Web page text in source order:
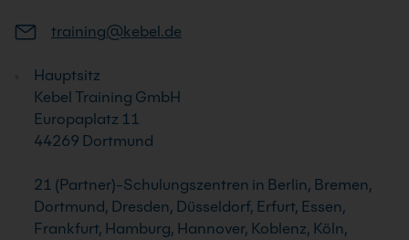
training@kebel.de
Hauptsitz
Kebel Training GmbH
Europaplatz 11
44269 Dortmund
21 (Partner)-Schulungszentren in Berlin, Bremen,
Dortmund, Dresden, Düsseldorf, Erfurt, Essen,
Frankfurt, Hamburg, Hannover, Koblenz, Köln,